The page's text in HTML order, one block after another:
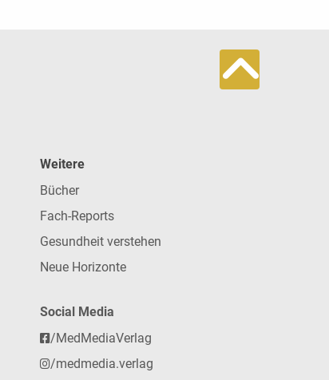
Weitere
Bücher
Fach-Reports
Gesundheit verstehen
Neue Horizonte
Social Media
/MedMediaVerlag
/medmedia.verlag